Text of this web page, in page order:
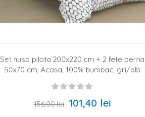
Set husa pilota 200x220 cm + 2 fete perna
50x70 cm, Acasa, 100% bumbac, gri/alb
156,00 lei 101,40 lei